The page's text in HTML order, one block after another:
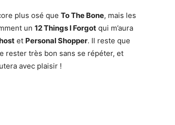
plus osé que To The Bone, mais les
un 12 Things I Forgot qui m’aura
et Personal Shopper. Il reste que
rester très bon sans se répéter, et
avec plaisir !